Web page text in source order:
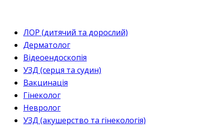
ЛОР (дитячий та дорослий)
Дерматолог
Відеоендоскопія
УЗД (серця та судин)
Вакцинація
Гінеколог
Невролог
УЗД (акушерство та гінекологія)